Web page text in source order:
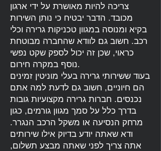
צריכה להיות מאושרת על ידי ארגון
מכובד. הדבר יבטיח כי נותן השירות
בקיא ומנוסה במגוון טכניקות גרירה וכלי
רכב. חשוב גם לוודא שהחברה מבוטחת
כראוי, שכן זה יכול לספק שקט נפשי
נוסף במקרה חירום.
בעוד ששירותי גרירה בעלי מוניטין זמינים
הם חיוניים, חשוב גם לדעת למה אתם
נכנסים. חברות גרירה מקצועיות גובות
בדרך כלל על סמך מגוון גורמים, כגון
מרחק הנסיעה או משקל הרכב הנגרר.
ודא שאתה יודע בדיוק אילו שירותים
אתה צריך לפני שאתה מבצע תשלום,